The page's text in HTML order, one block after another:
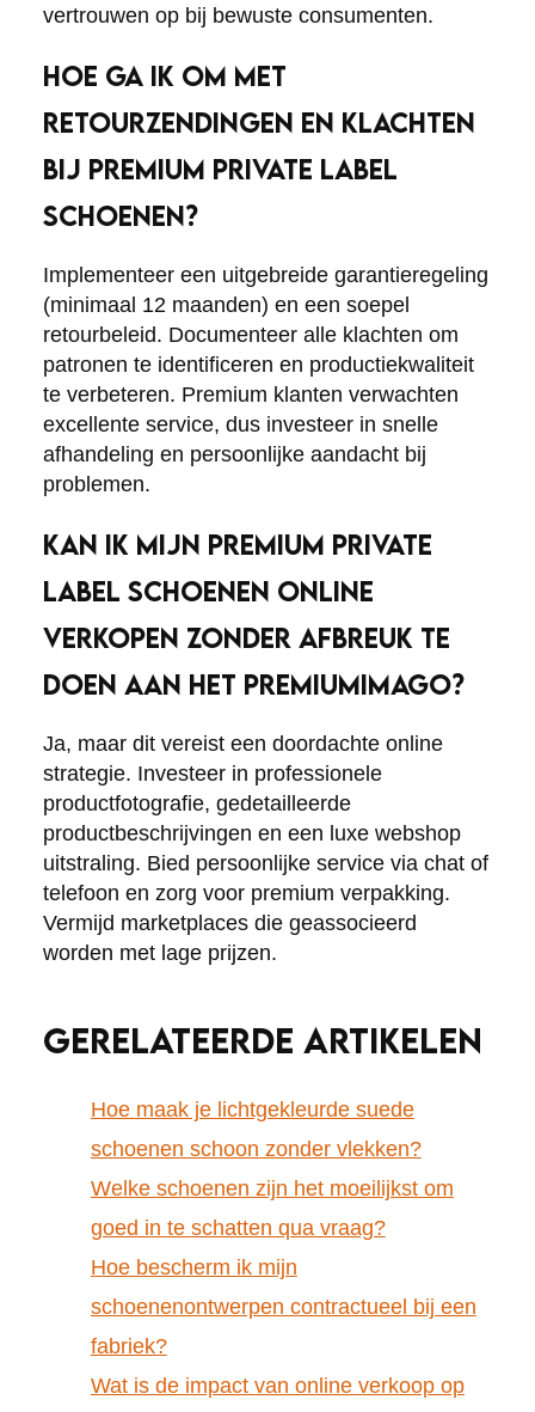
vertrouwen op bij bewuste consumenten.
HOE GA IK OM MET
RETOURZENDINGEN EN KLACHTEN
BIJ PREMIUM PRIVATE LABEL
SCHOENEN?
Implementeer een uitgebreide garantieregeling
(minimaal 12 maanden) en een soepel
retourbeleid. Documenteer alle klachten om
patronen te identificeren en productiekwaliteit
te verbeteren. Premium klanten verwachten
excellente service, dus investeer in snelle
afhandeling en persoonlijke aandacht bij
problemen.
KAN IK MIJN PREMIUM PRIVATE
LABEL SCHOENEN ONLINE
VERKOPEN ZONDER AFBREUK TE
DOEN AAN HET PREMIUMIMAGO?
Ja, maar dit vereist een doordachte online
strategie. Investeer in professionele
productfotografie, gedetailleerde
productbeschrijvingen en een luxe webshop
uitstraling. Bied persoonlijke service via chat of
telefoon en zorg voor premium verpakking.
Vermijd marketplaces die geassocieerd
worden met lage prijzen.
GERELATEERDE ARTIKELEN
Hoe maak je lichtgekleurde suede
schoenen schoon zonder vlekken?
Welke schoenen zijn het moeilijkst om
goed in te schatten qua vraag?
Hoe bescherm ik mijn
schoenenontwerpen contractueel bij een
fabriek?
Wat is de impact van online verkoop op